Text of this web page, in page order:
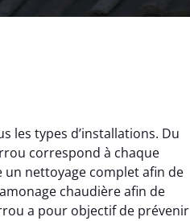
les types d’installations. Du
correspond à chaque
un nettoyage complet afin de
chaudière afin de
a pour objectif de prévenir